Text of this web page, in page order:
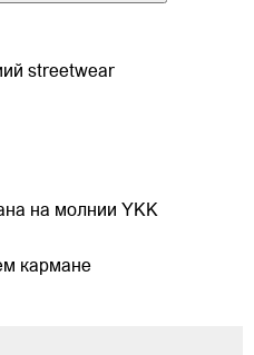
streetwear
на молнии YKK
кармане